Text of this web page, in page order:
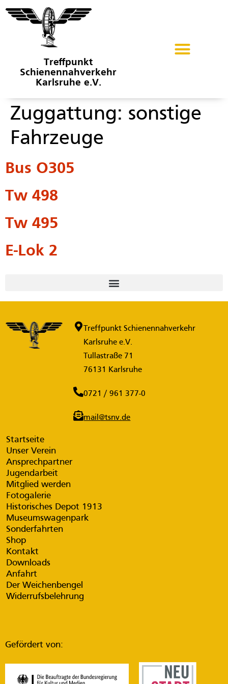
Treffpunkt
Schienennahverkehr
Karlsruhe e.V.
Zuggattung: sonstige
Fahrzeuge
Bus O305
Tw 498
Tw 495
E-Lok 2
Treffpunkt Schienennahverkehr
Karlsruhe e.V.
Tullastraße 71
76131 Karlsruhe
0721 / 961 377-0
mail@tsnv.de
Startseite
Unser Verein
Ansprechpartner
Jugendarbeit
Mitglied werden
Fotogalerie
Historisches Depot 1913
Museumswagenpark
Sonderfahrten
Shop
Kontakt
Downloads
Anfahrt
Der Weichenbengel
Widerrufsbelehrung
Gefördert von: